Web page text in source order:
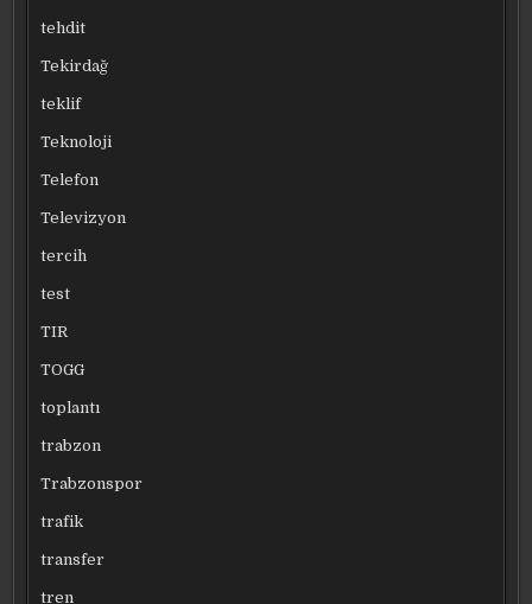
tehdit
Tekirdağ
teklif
Teknoloji
Telefon
Televizyon
tercih
test
TIR
TOGG
toplantı
trabzon
Trabzonspor
trafik
transfer
tren